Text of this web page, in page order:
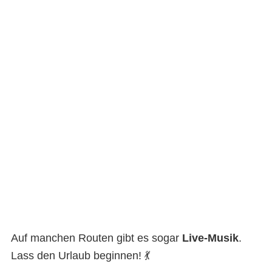
Auf manchen Routen gibt es sogar Live-Musik.
Lass den Urlaub beginnen! 💃